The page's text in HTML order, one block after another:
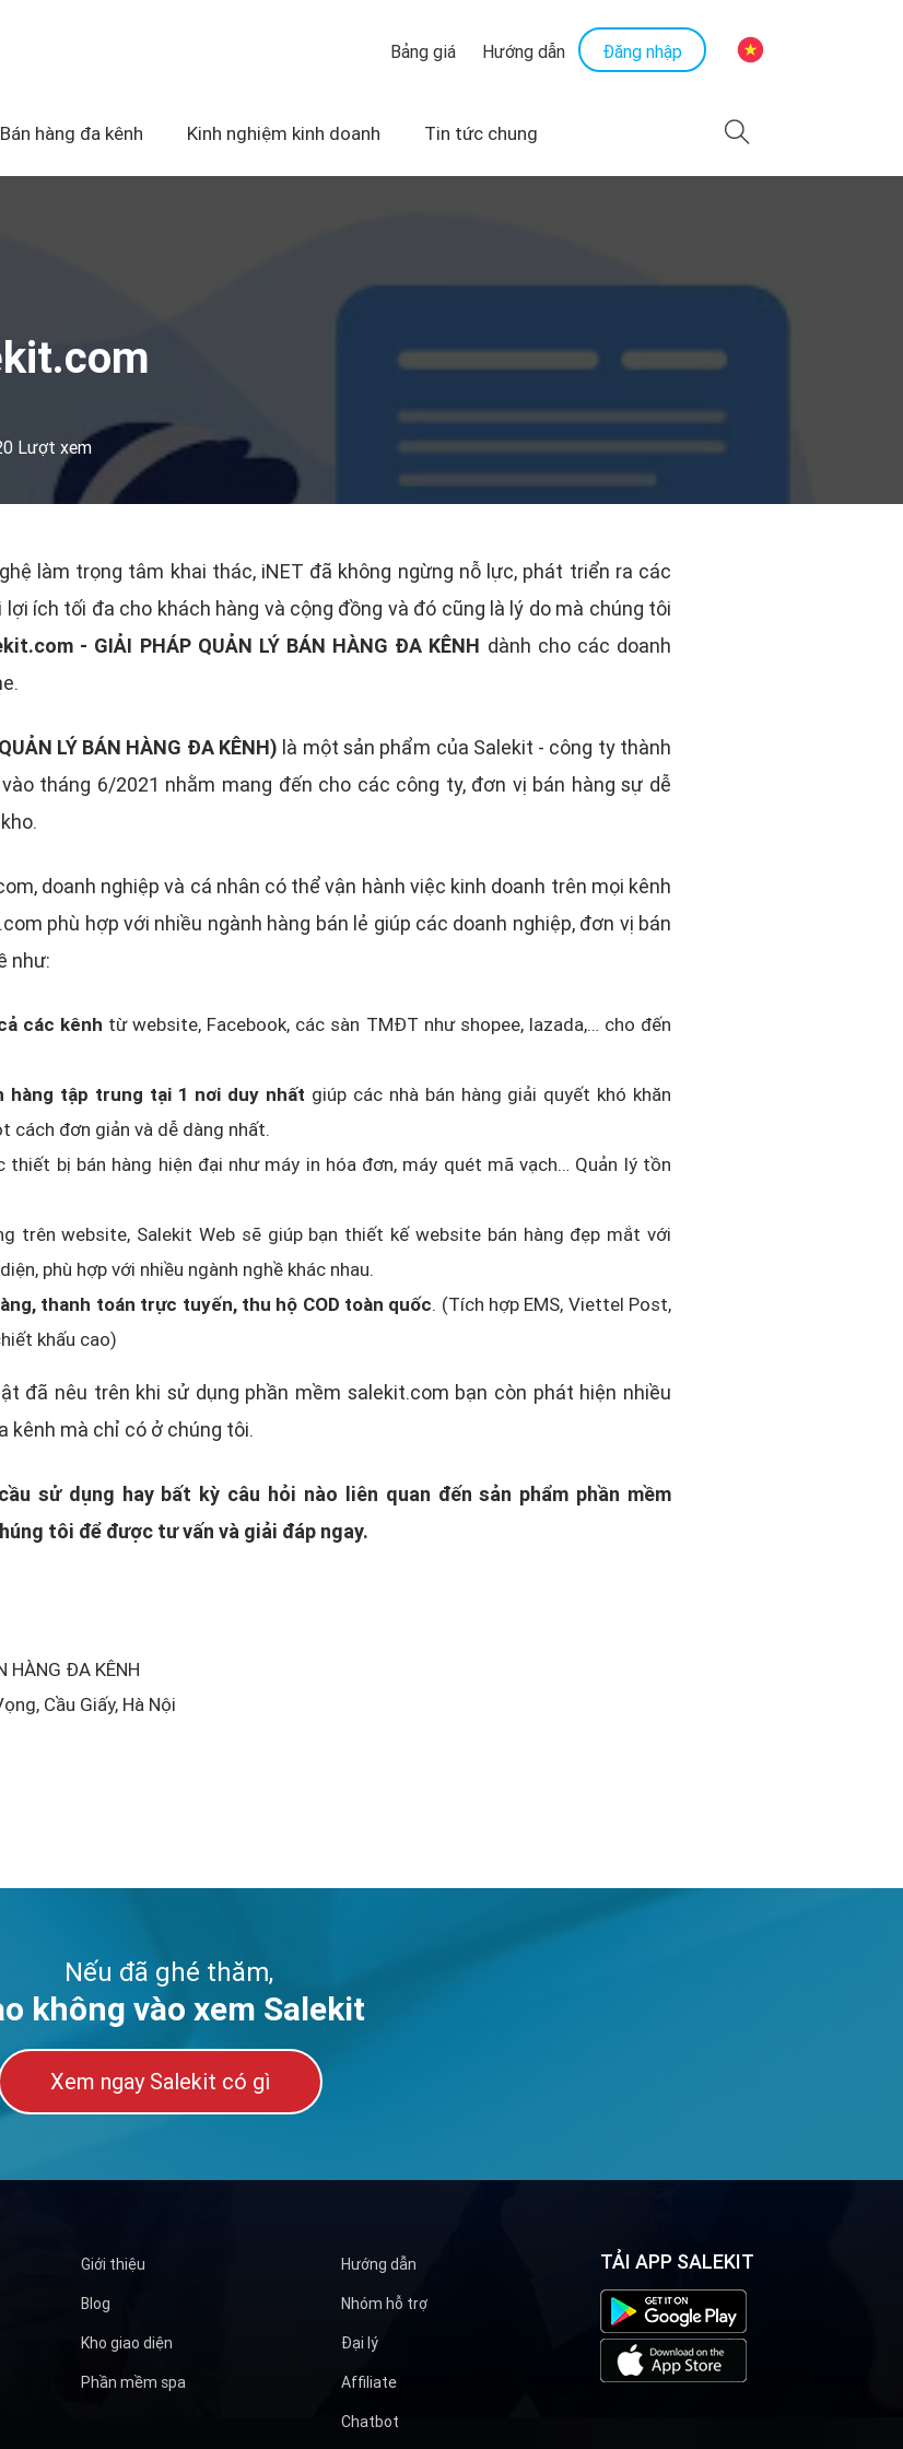
Bảng giá Hướng dẫn Đăng nhập
Bán hàng đa kênh Kinh nghiệm kinh doanh Tin tức chung
Lượt xem
làm trọng tâm khai thác, iNET đã không ngừng nỗ lực, phát triển ra các
ích tối đa cho khách hàng và cộng đồng và đó cũng là lý do mà chúng tôi
- GIẢI PHÁP QUẢN LÝ BÁN HÀNG ĐA KÊNH dành cho các doanh
LÝ BÁN HÀNG ĐA KÊNH) là một sản phẩm của Salekit - công ty thành
tháng 6/2021 nhằm mang đến cho các công ty, đơn vị bán hàng sự dễ
doanh nghiệp và cá nhân có thể vận hành việc kinh doanh trên mọi kênh
phù hợp với nhiều ngành hàng bán lẻ giúp các doanh nghiệp, đơn vị bán
như:
các kênh từ website, Facebook, các sàn TMĐT như shopee, lazada,… cho đến
hàng tập trung tại 1 nơi duy nhất giúp các nhà bán hàng giải quyết khó khăn
cách đơn giản và dễ dàng nhất.
thiết bị bán hàng hiện đại như máy in hóa đơn, máy quét mã vạch… Quản lý tồn
trên website, Salekit Web sẽ giúp bạn thiết kế website bán hàng đẹp mắt với
phù hợp với nhiều ngành nghề khác nhau.
thanh toán trực tuyến, thu hộ COD toàn quốc. (Tích hợp EMS, Viettel Post,
khấu cao)
đã nêu trên khi sử dụng phần mềm salekit.com bạn còn phát hiện nhiều
kênh mà chỉ có ở chúng tôi.
sử dụng hay bất kỳ câu hỏi nào liên quan đến sản phẩm phần mềm
tôi để được tư vấn và giải đáp ngay.
HÀNG ĐA KÊNH
Cầu Giấy, Hà Nội
Nếu đã ghé thăm,
không vào xem Salekit
Xem ngay Salekit có gì
Giới thiệu
Blog
Kho giao diện
Phần mềm spa
Hướng dẫn
Nhóm hỗ trợ
Đại lý
Affiliate
Chatbot
TẢI APP SALEKIT